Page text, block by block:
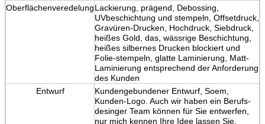
OberflächenveredelungLackierung, prägend, Debossing,
UVbeschichtung und stempeln, Offsetdruck,
Gravüren-Drucken, Hochdruck, Siebdruck,
heißes Gold, das, wässrige Beschichtung,
heißes silbernes Drucken blockiert und
Folie-stempeln, glatte Laminierung, Matt-
Laminierung entsprechend der Anforderung
des Kunden
Entwurf
Kundengebundener Entwurf, Soem,
Kunden-Logo. Auch wir haben ein Berufs-
desinger Team können für Sie entwerfen,
nur mich kennen Ihre Idee lassen Sie.